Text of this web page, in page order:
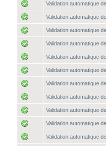
Validation automatique
Validation automatique
Validation automatique
Validation automatique
Validation automatique
Validation automatique
Validation automatique
Validation automatique
Validation automatique
Validation automatique
Validation automatique